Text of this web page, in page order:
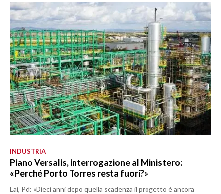
INDUSTRIA
Piano Versalis, interrogazione al Ministero:
«Perché Porto Torres resta fuori?»
Lai, Pd: «Dieci anni dopo quella scadenza il progetto è ancora